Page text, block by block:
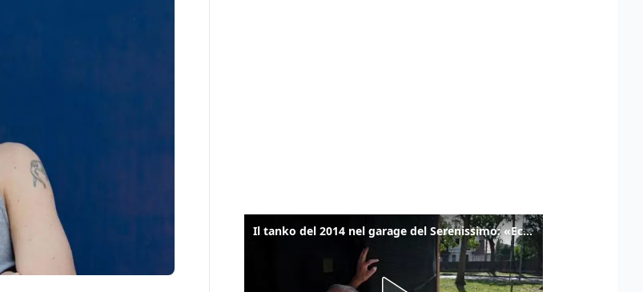
Il tanko del 2014 nel garage del Serenissimo: «Ecco come potevamo resistere per qualche giornata»